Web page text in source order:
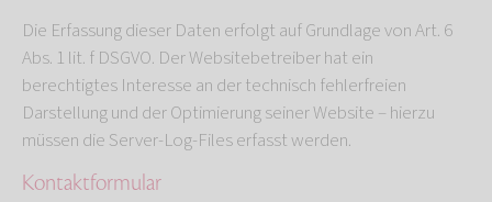
Die Erfassung dieser Daten erfolgt auf Grundlage von Art. 6
Abs. 1 lit. f DSGVO. Der Websitebetreiber hat ein
berechtigtes Interesse an der technisch fehlerfreien
Darstellung und der Optimierung seiner Website – hierzu
müssen die Server-Log-Files erfasst werden.
Kontaktformular